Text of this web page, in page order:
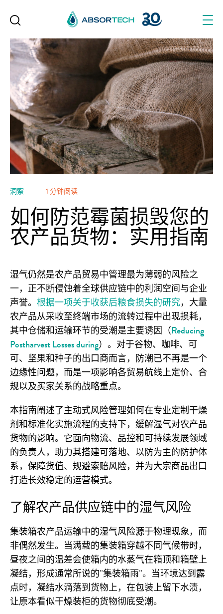
洞察 1 分钟阅读
如何防范霉菌损毁您的
农产品货物：实用指南
湿气仍然是农产品贸易中管理最为薄弱的风险之
一，正不断侵蚀着全球供应链中的利润空间与企业
声誉。 根据一项关于收获后粮食损失的研究，大量
农产品从采收至终端市场的流转过程中出现损耗，
其中仓储和运输环节的受潮是主要诱因（Reducing
Postharvest Losses during）。对于谷物、咖啡、可
可、坚果和种子的出口商而言，防潮已不再是一个
边缘性问题，而是一项影响各贸易航线上定价、合
规以及买家关系的战略重点。
本指南阐述了主动式风险管理如何在专业定制干燥
剂和标准化实施流程的支持下，缓解湿气对农产品
货物的影响。它面向物流、品控和可持续发展领域
的负责人，助力其搭建可落地、以防为主的防护体
系，保障货值、规避索赔风险，并为大宗商品出口
打造长效稳定的运营模式。
了解农产品供应链中的湿气风险
集装箱农产品运输中的湿气风险源于物理现象，而
非偶然发生。当满载的集装箱穿越不同气候带时，
昼夜之间的温差会使箱内的水蒸气在箱顶和箱壁上
凝结，形成通常所说的”集装箱雨”。当环境达到露
点时，凝结水滴落到货物上，在包装上留下水渍，
让原本看似干燥装柜的货物彻底受潮。